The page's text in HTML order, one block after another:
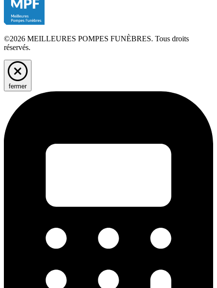
©2026 MEILLEURES POMPES FUNÈBRES. Tous droits
réservés.
fermer